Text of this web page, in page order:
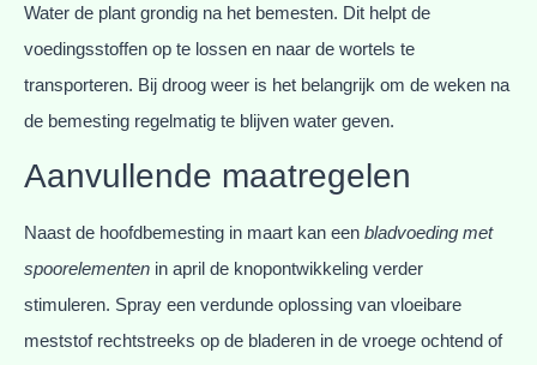
Water de plant grondig na het bemesten. Dit helpt de
voedingsstoffen op te lossen en naar de wortels te
transporteren. Bij droog weer is het belangrijk om de weken na
de bemesting regelmatig te blijven water geven.
Aanvullende maatregelen
Naast de hoofdbemesting in maart kan een bladvoeding met
spoorelementen in april de knopontwikkeling verder
stimuleren. Spray een verdunde oplossing van vloeibare
meststof rechtstreeks op de bladeren in de vroege ochtend of